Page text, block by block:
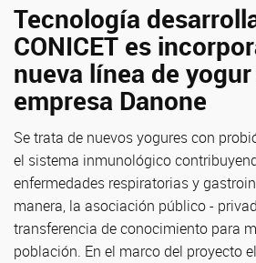
Tecnología
CONICET es
nueva línea de
empresa Danone
Se trata de nuevos yogures con
el sistema inmunológico
enfermedades respiratorias y
manera, la asociación público -
transferencia de conocimiento para
población. En el marco del proyecto